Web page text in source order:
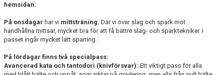
hemsidan:
På onsdagar har vi mittsträning. Där vi övar slag och spark mot
handhållna mittsar, mycket bra för att få bättre slag- och sparktekniker. I
passet ingår mycket lätt sparring.
På lördagar finns två specialpass:
Avancerad kata och tantodori (knivförsvar): Ett viktigt pass för alla